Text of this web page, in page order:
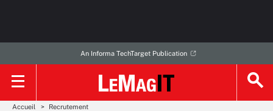
An Informa TechTarget Publication
Accueil Recrutement